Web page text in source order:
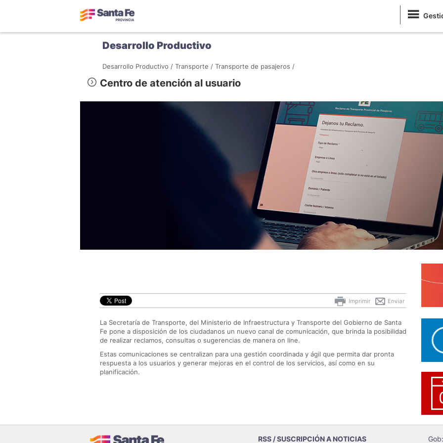
Desarrollo Productivo
Desarrollo Productivo / Transporte / Transporte de pasajeros /
Centro de atención al usuario
Enviar
Imprimir
La Secretaría de Transporte, del Ministerio de Infraestructura y Transporte del Gobierno de Santa
Fe pone a disposición de los ciudadanos un nuevo canal de comunicación, que brinda la posibilidad
de realizar reclamos, consultas o sugerencias de manera on line.
Estas comunicaciones se centralizan para una gestión coordinada y ágil que permita dar pronta
respuesta a los usuarios y generar mejoras en el control de los servicios, así como en su
planificación.
RSS / SUSCRIPCIÓN A NOTICIAS